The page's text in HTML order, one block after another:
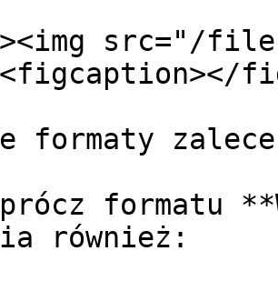
src="/files/
formaty
formatu
również: